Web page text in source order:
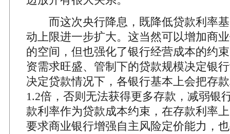
而这次央行降息，既降低贷款利率基
动上限进一步扩大。这当然可以增加商
的空间，但也强化了银行经营成本的约
资需求旺盛、管制下的贷款规模决定银
决定贷款情况下，各银行基本上会把存
1.2倍，否则无法获得更多存款，减弱银
款利率作为贷款成本约束，在存款利率
要求商业银行增强自主风险定价能力，